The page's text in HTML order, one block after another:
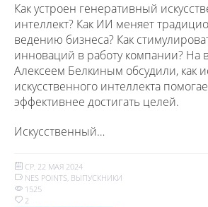
Как устроен генеративный
интеллект? Как ИИ меняет
ведению бизнеса? Как
инноваций в работу компании? На
Алексеем Белкиным обсудили, как
искусственного интеллекта
эффективнее достигать целей.
Искусственный…
СР, 22 МАЯ 2024
NES POINTS, ВЫПУСКНИКИ
1525
2